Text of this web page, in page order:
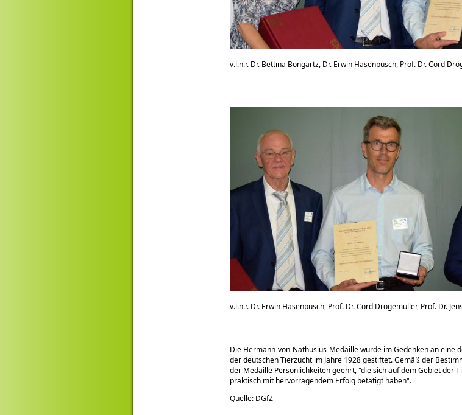
v.l.n.r. Dr. Bettina Bongartz, Dr. Erwin Hasenpusch, Prof. Dr. Cord
v.l.n.r. Dr. Erwin Hasenpusch, Prof. Dr. Cord Drögemüller, Prof. Dr.
Die Hermann-von-Nathusius-Medaille wurde im Gedenken an eine
der deutschen Tierzucht im Jahre 1928 gestiftet. Gemäß der
der Medaille Persönlichkeiten geehrt, die sich auf dem Gebiet der
praktisch mit hervorragendem Erfolg betätigt haben .
Quelle: DGfZ